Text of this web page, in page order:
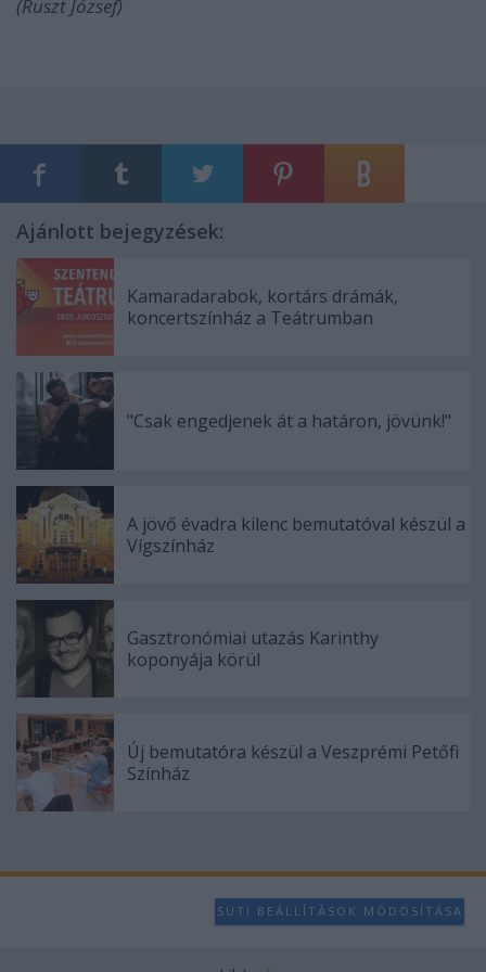
(Ruszt József)
Ajánlott bejegyzések:
Kamaradarabok, kortárs drámák,
koncertszínház a Teátrumban
"Csak engedjenek át a határon, jövünk!"
A jövő évadra kilenc bemutatóval készül a
Vígszínház
Gasztronómiai utazás Karinthy
koponyája körül
Új bemutatóra készül a Veszprémi Petőfi
Színház
SÜTI BEÁLLÍTÁSOK MÓDOSÍTÁSA